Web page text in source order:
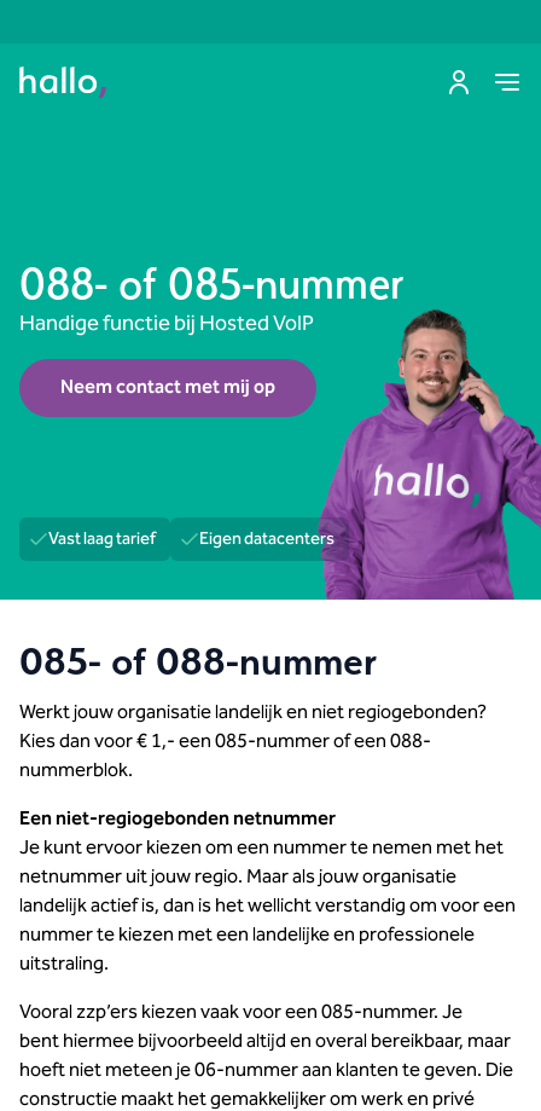
088- of 085-nummer
Handige functie bij Hosted VoIP
Neem contact met mij op
Vast laag tarief
Eigen datacenters
085- of 088-nummer
Werkt jouw organisatie landelijk en niet regiogebonden?
Kies dan voor € 1,- een 085-nummer of een 088-
nummerblok.
Een niet-regiogebonden netnummer
Je kunt ervoor kiezen om een nummer te nemen met het
netnummer uit jouw regio. Maar als jouw organisatie
landelijk actief is, dan is het wellicht verstandig om voor een
nummer te kiezen met een landelijke en professionele
uitstraling.
Vooral zzp’ers kiezen vaak voor een 085-nummer. Je
bent hiermee bijvoorbeeld altijd en overal bereikbaar, maar
hoeft niet meteen je 06-nummer aan klanten te geven. Die
constructie maakt het gemakkelijker om werk en privé